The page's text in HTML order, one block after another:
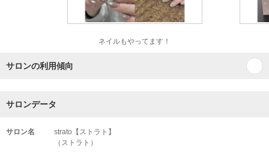
ネイルもやってます！
サロンの利用傾向
サロンデータ
サロン名
strato【ストラト】
（ストラト）